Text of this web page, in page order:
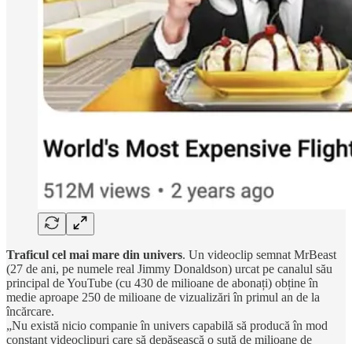
Traficul cel mai mare din univers. Un videoclip semnat MrBeast
(27 de ani, pe numele real Jimmy Donaldson) urcat pe canalul său
principal de YouTube (cu 430 de milioane de abonați) obține în
medie aproape 250 de milioane de vizualizări în primul an de la
încărcare.
„Nu există nicio companie în univers capabilă să producă în mod
constant videoclipuri care să depășească o sută de milioane de